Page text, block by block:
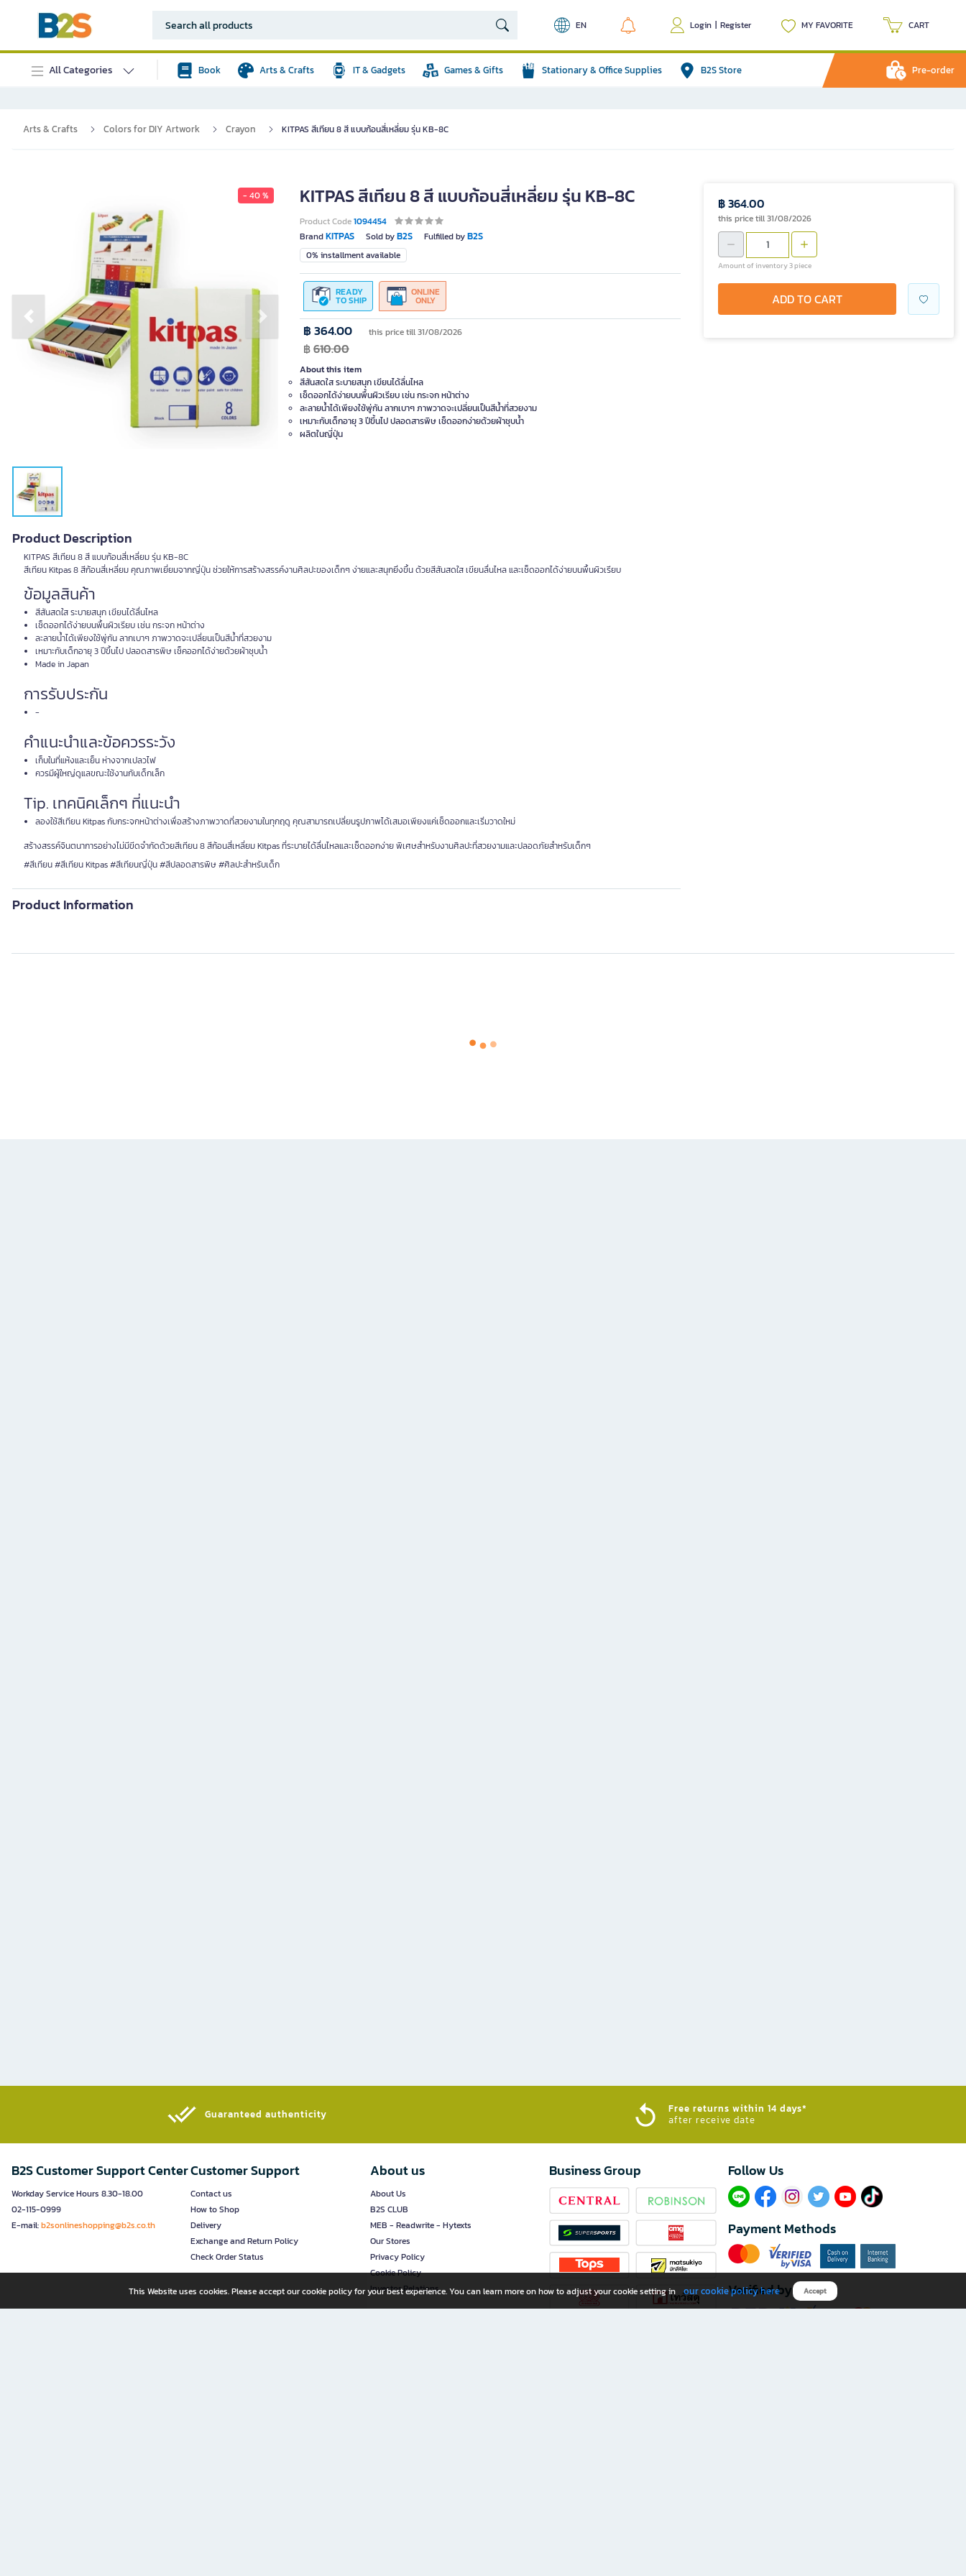
EN Login | Register MY FAVORITE CART
All Categories Book Arts & Crafts IT & Gadgets Games & Gifts Stationary & Office Supplies B2S Store Pre-order
Arts & Crafts Colors for DIY Artwork Crayon KITPAS สีเทียน 8 สี แบบก้อนสี่เหลี่ยม รุ่น KB-8C
- 40 %
Previous slide Next slide
KITPAS สีเทียน 8 สี แบบก้อนสี่เหลี่ยม รุ่น KB-8C
Product Code1094454
BrandKITPAS Sold byB2S Fulfilled byB2S
0% installment available
READY
TO SHIP
ONLINE
ONLY
฿ 364.00 this price till 31/08/2026
฿610.00
About this item
สีสันสดใส ระบายสนุก เขียนได้ลื่นไหล
เช็ดออกได้ง่ายบนพื้นผิวเรียบ เช่น กระจก หน้าต่าง
ละลายน้ำได้เพียงใช้พู่กัน ลากเบาๆ ภาพวาดจะเปลี่ยนเป็นสีน้ำที่สวยงาม
เหมาะกับเด็กอายุ 3 ปีขึ้นไป ปลอดสารพิษ เช็ดออกง่ายด้วยผ้าชุบน้ำ
ผลิตในญี่ปุ่น
Product Description
KITPAS สีเทียน 8 สี แบบก้อนสี่เหลี่ยม รุ่น KB-8C
สีเทียน Kitpas 8 สีก้อนสี่เหลี่ยม คุณภาพเยี่ยมจากญี่ปุ่น ช่วยให้การสร้างสรรค์งานศิลปะของเด็กๆ ง่ายและสนุกยิ่งขึ้น ด้วยสีสันสดใส เขียนลื่นไหล และเช็ดออกได้ง่ายบนพื้นผิวเรียบ
ข้อมูลสินค้า
สีสันสดใส ระบายสนุก เขียนได้ลื่นไหล
เช็ดออกได้ง่ายบนพื้นผิวเรียบ เช่น กระจก หน้าต่าง
ละลายน้ำได้เพียงใช้พู่กัน ลากเบาๆ ภาพวาดจะเปลี่ยนเป็นสีน้ำที่สวยงาม
เหมาะกับเด็กอายุ 3 ปีขึ้นไป ปลอดสารพิษ เช็คออกได้ง่ายด้วยผ้าชุบน้ำ
Made in Japan
การรับประกัน
-
คำแนะนำและข้อควรระวัง
เก็บในที่แห้งและเย็น ห่างจากเปลวไฟ
ควรมีผู้ใหญ่ดูแลขณะใช้งานกับเด็กเล็ก
Tip. เทคนิคเล็กๆ ที่แนะนำ
ลองใช้สีเทียน Kitpas กับกระจกหน้าต่างเพื่อสร้างภาพวาดที่สวยงามในทุกฤดู คุณสามารถเปลี่ยนรูปภาพได้เสมอเพียงแค่เช็ดออกและเริ่มวาดใหม่
สร้างสรรค์จินตนาการอย่างไม่มีขีดจำกัดด้วยสีเทียน 8 สีก้อนสี่เหลี่ยม Kitpas ที่ระบายได้ลื่นไหลและเช็ดออกง่าย พิเศษสำหรับงานศิลปะที่สวยงามและปลอดภัยสำหรับเด็กๆ
#สีเทียน #สีเทียน Kitpas #สีเทียนญี่ปุ่น #สีปลอดสารพิษ #ศิลปะสำหรับเด็ก
Product Information
฿ 364.00
this price till 31/08/2026
Amount of inventory 3 piece
ADD TO CART
Guaranteed authenticity​
Free returns within 14 days*
after receive date
B2S Customer Support Center
Workday Service Hours 8.30-18.00
02-115-0999
E-mail:b2sonlineshopping@b2s.co.th
Customer Support
Contact us
How to Shop
Delivery
Exchange and Return Policy
Check Order Status
About us
About Us
B2S CLUB
MEB - Readwrite - Hytexts
Our Stores
Privacy Policy
Cookie Policy
Investor Relations
Business Group Follow Us​
Payment Methods
Verified by
This Website uses cookies. Please accept our cookie policy for your best experience. You can learn more on how to adjust your cookie setting in our cookie policy here Accept